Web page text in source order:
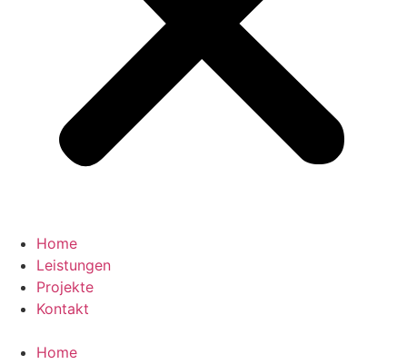
Home
Leistungen
Projekte
Kontakt
Home